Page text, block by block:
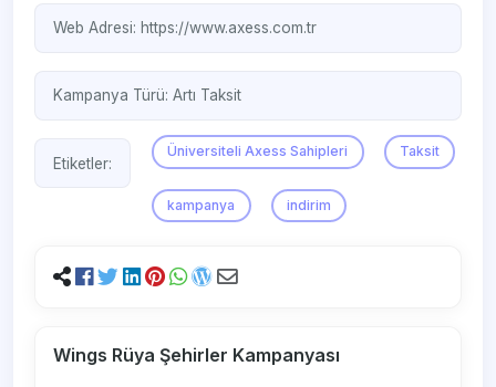
Web Adresi: https://www.axess.com.tr
Kampanya Türü:Artı Taksit
Etiketler:
Üniversiteli Axess Sahipleri Taksit
kampanya indirim
Wings Rüya Şehirler Kampanyası